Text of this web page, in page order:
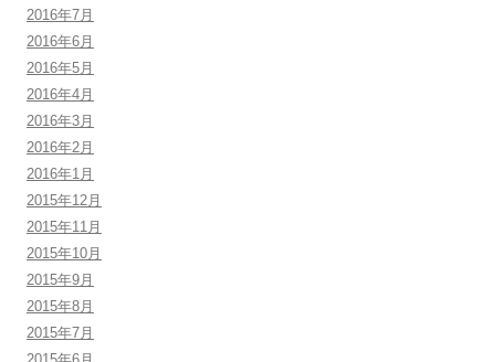
2016年7月
2016年6月
2016年5月
2016年4月
2016年3月
2016年2月
2016年1月
2015年12月
2015年11月
2015年10月
2015年9月
2015年8月
2015年7月